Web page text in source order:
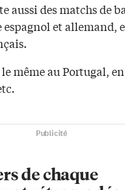
aussi des matchs de
espagnol et allemand,
même au Portugal,
Publicité
de chaque